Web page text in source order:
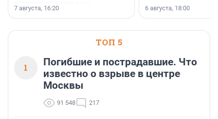
поменялась роль строительства.
7 августа, 16:20 6 августа, 18:00
ТОП 5
1
Погибшие и пострадавшие. Что
известно о взрыве в центре
Москвы
91 548 217